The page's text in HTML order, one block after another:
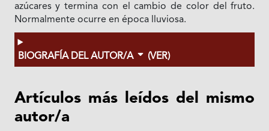
azúcares y termina con el cambio de color del fruto.
Normalmente ocurre en época lluviosa.
BIOGRAFÍA DEL AUTOR/A (VER)
Artículos más leídos del mismo
autor/a